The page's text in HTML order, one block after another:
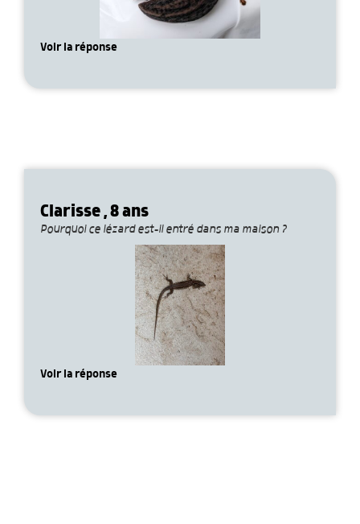
Voir la réponse
Clarisse , 8 ans
Pourquoi ce lézard est-il entré dans ma maison ?
Voir la réponse